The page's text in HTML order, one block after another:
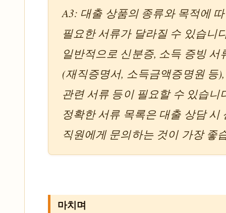
A3: 대출 상품의 종류와 목적에
필요한 서류가 달라질 수 있습니
일반적으로 신분증, 소득 증빙 서
(재직증명서, 소득금액증명원 등
관련 서류 등이 필요할 수 있습니
정확한 서류 목록은 대출 상담 시
직원에게 문의하는 것이 가장 좋
마치며